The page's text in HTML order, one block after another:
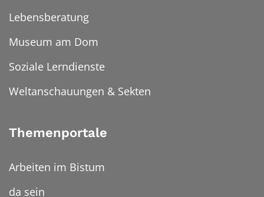
Lebensberatung
Museum am Dom
Soziale Lerndienste
Weltanschauungen & Sekten
Themenportale
Arbeiten im Bistum
da sein